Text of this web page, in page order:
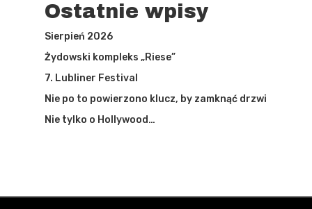
Ostatnie wpisy
Sierpień 2026
Żydowski kompleks „Riese”
7. Lubliner Festival
Nie po to powierzono klucz, by zamknąć drzwi
Nie tylko o Hollywood…